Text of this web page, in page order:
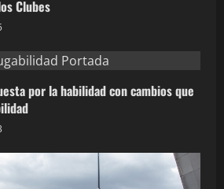
Clubes
por la habilidad con cambios que